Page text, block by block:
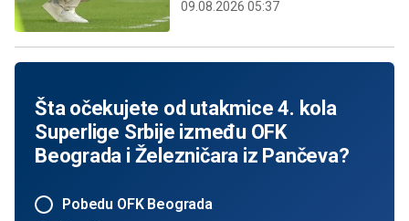
09.08.2026 05:37
Šta očekujete od utakmice 4. kola
Superlige Srbije između OFK
Beograda i Železničara iz Pančeva?
Pobedu OFK Beograda